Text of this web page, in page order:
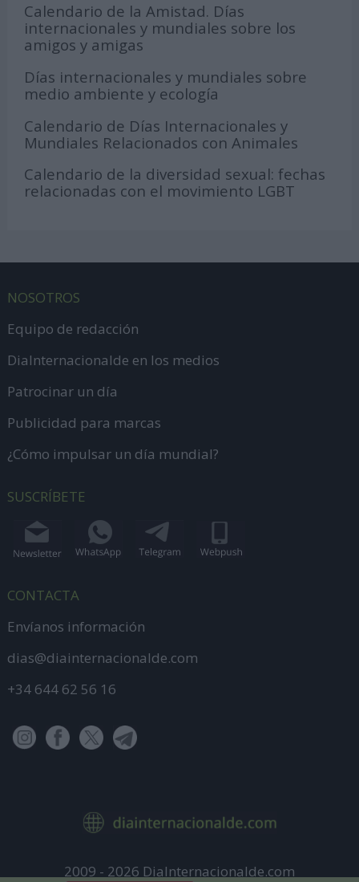
Calendario de la Amistad. Días
internacionales y mundiales sobre los
amigos y amigas
Días internacionales y mundiales sobre
medio ambiente y ecología
Calendario de Días Internacionales y
Mundiales Relacionados con Animales
Calendario de la diversidad sexual: fechas
relacionadas con el movimiento LGBT
NOSOTROS
Equipo de redacción
DiaInternacionalde en los medios
Patrocinar un día
Publicidad para marcas
¿Cómo impulsar un día mundial?
SUSCRÍBETE
CONTACTA
Envíanos información
dias@diainternacionalde.com
+34 644 62 56 16
2009 - 2026 DiaInternacionalde.com